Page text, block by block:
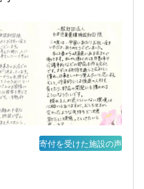
寄付を受けた施設の声